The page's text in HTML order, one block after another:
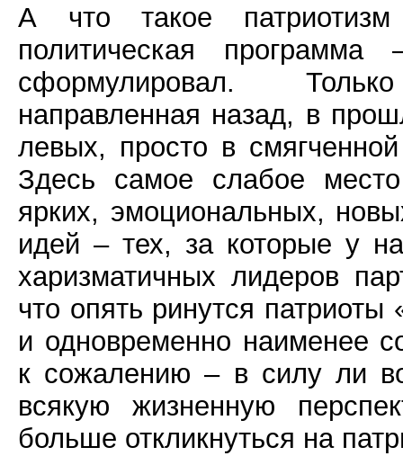
А что такое
политическая
сформулировал.
направленная назад, в
левых, просто в
Здесь самое слабое
ярких, эмоциональных,
идей – тех, за которые у
харизматичных лидеров
что опять ринутся
и одновременно наименее
к сожалению – в силу ли
всякую жизненную
больше откликнуться на